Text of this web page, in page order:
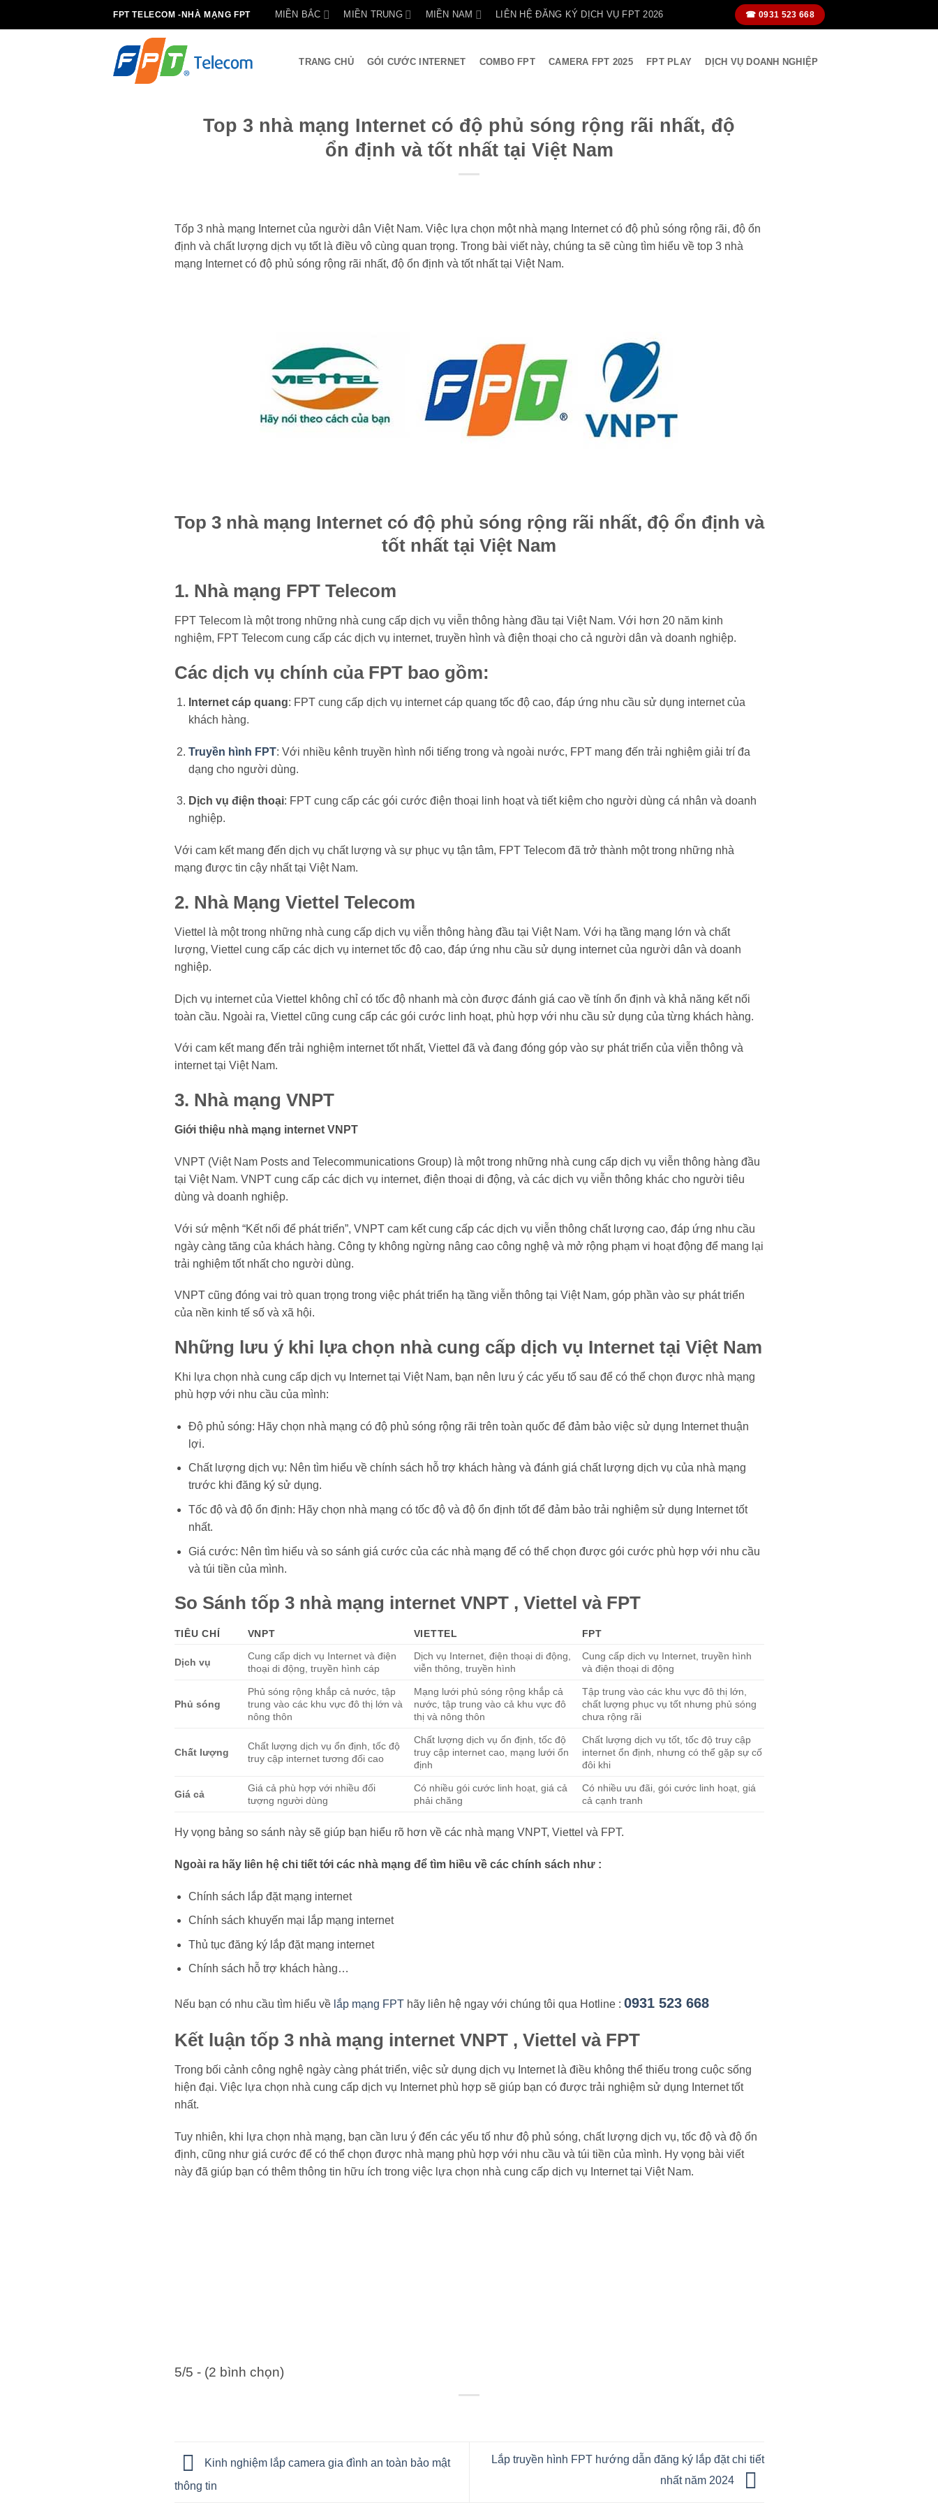
FPT TELECOM -NHÀ MẠNG FPT MIỀN BẮC MIỀN TRUNG MIỀN NAM LIÊN HỆ ĐĂNG KÝ DỊCH VỤ FPT 2026 ☎ 0931 523 668
TRANG CHỦ GÓI CƯỚC INTERNET COMBO FPT CAMERA FPT 2025 FPT PLAY DỊCH VỤ DOANH NGHIỆP
Top 3 nhà mạng Internet có độ phủ sóng rộng rãi nhất, độ
ổn định và tốt nhất tại Việt Nam
Tốp 3 nhà mạng Internet của người dân Việt Nam. Việc lựa chọn một nhà mạng Internet có độ phủ sóng rộng rãi, độ ổn
định và chất lượng dịch vụ tốt là điều vô cùng quan trọng. Trong bài viết này, chúng ta sẽ cùng tìm hiểu về top 3 nhà
mạng Internet có độ phủ sóng rộng rãi nhất, độ ổn định và tốt nhất tại Việt Nam.
Top 3 nhà mạng Internet có độ phủ sóng rộng rãi nhất, độ ổn định và
tốt nhất tại Việt Nam
1. Nhà mạng FPT Telecom
FPT Telecom là một trong những nhà cung cấp dịch vụ viễn thông hàng đầu tại Việt Nam. Với hơn 20 năm kinh
nghiệm, FPT Telecom cung cấp các dịch vụ internet, truyền hình và điện thoại cho cả người dân và doanh nghiệp.
Các dịch vụ chính của FPT bao gồm:
Internet cáp quang: FPT cung cấp dịch vụ internet cáp quang tốc độ cao, đáp ứng nhu cầu sử dụng internet của
khách hàng.
Truyền hình FPT: Với nhiều kênh truyền hình nổi tiếng trong và ngoài nước, FPT mang đến trải nghiệm giải trí đa
dạng cho người dùng.
Dịch vụ điện thoại: FPT cung cấp các gói cước điện thoại linh hoạt và tiết kiệm cho người dùng cá nhân và doanh
nghiệp.
Với cam kết mang đến dịch vụ chất lượng và sự phục vụ tận tâm, FPT Telecom đã trở thành một trong những nhà
mạng được tin cậy nhất tại Việt Nam.
2. Nhà Mạng Viettel Telecom
Viettel là một trong những nhà cung cấp dịch vụ viễn thông hàng đầu tại Việt Nam. Với hạ tầng mạng lớn và chất
lượng, Viettel cung cấp các dịch vụ internet tốc độ cao, đáp ứng nhu cầu sử dụng internet của người dân và doanh
nghiệp.
Dịch vụ internet của Viettel không chỉ có tốc độ nhanh mà còn được đánh giá cao về tính ổn định và khả năng kết nối
toàn cầu. Ngoài ra, Viettel cũng cung cấp các gói cước linh hoạt, phù hợp với nhu cầu sử dụng của từng khách hàng.
Với cam kết mang đến trải nghiệm internet tốt nhất, Viettel đã và đang đóng góp vào sự phát triển của viễn thông và
internet tại Việt Nam.
3. Nhà mạng VNPT
Giới thiệu nhà mạng internet VNPT
VNPT (Việt Nam Posts and Telecommunications Group) là một trong những nhà cung cấp dịch vụ viễn thông hàng đầu
tại Việt Nam. VNPT cung cấp các dịch vụ internet, điện thoại di động, và các dịch vụ viễn thông khác cho người tiêu
dùng và doanh nghiệp.
Với sứ mệnh “Kết nối để phát triển”, VNPT cam kết cung cấp các dịch vụ viễn thông chất lượng cao, đáp ứng nhu cầu
ngày càng tăng của khách hàng. Công ty không ngừng nâng cao công nghệ và mở rộng phạm vi hoạt động để mang lại
trải nghiệm tốt nhất cho người dùng.
VNPT cũng đóng vai trò quan trọng trong việc phát triển hạ tầng viễn thông tại Việt Nam, góp phần vào sự phát triển
của nền kinh tế số và xã hội.
Những lưu ý khi lựa chọn nhà cung cấp dịch vụ Internet tại Việt Nam
Khi lựa chọn nhà cung cấp dịch vụ Internet tại Việt Nam, bạn nên lưu ý các yếu tố sau để có thể chọn được nhà mạng
phù hợp với nhu cầu của mình:
Độ phủ sóng: Hãy chọn nhà mạng có độ phủ sóng rộng rãi trên toàn quốc để đảm bảo việc sử dụng Internet thuận
lợi.
Chất lượng dịch vụ: Nên tìm hiểu về chính sách hỗ trợ khách hàng và đánh giá chất lượng dịch vụ của nhà mạng
trước khi đăng ký sử dụng.
Tốc độ và độ ổn định: Hãy chọn nhà mạng có tốc độ và độ ổn định tốt để đảm bảo trải nghiệm sử dụng Internet tốt
nhất.
Giá cước: Nên tìm hiểu và so sánh giá cước của các nhà mạng để có thể chọn được gói cước phù hợp với nhu cầu
và túi tiền của mình.
So Sánh tốp 3 nhà mạng internet VNPT , Viettel và FPT
TIÊU CHÍ VNPT VIETTEL FPT
Dịch vụ
Cung cấp dịch vụ Internet và điện
thoại di động, truyền hình cáp
Dịch vụ Internet, điện thoại di động,
viễn thông, truyền hình
Cung cấp dịch vụ Internet, truyền hình
và điện thoại di động
Phủ sóng
Phủ sóng rộng khắp cả nước, tập
trung vào các khu vực đô thị lớn và
nông thôn
Mạng lưới phủ sóng rộng khắp cả
nước, tập trung vào cả khu vực đô
thị và nông thôn
Tập trung vào các khu vực đô thị lớn,
chất lượng phục vụ tốt nhưng phủ sóng
chưa rộng rãi
Chất lượng
Chất lượng dịch vụ ổn định, tốc độ
truy cập internet tương đối cao
Chất lượng dịch vụ ổn định, tốc độ
truy cập internet cao, mạng lưới ổn
định
Chất lượng dịch vụ tốt, tốc độ truy cập
internet ổn định, nhưng có thể gặp sự cố
đôi khi
Giá cả
Giá cả phù hợp với nhiều đối
tượng người dùng
Có nhiều gói cước linh hoạt, giá cả
phải chăng
Có nhiều ưu đãi, gói cước linh hoạt, giá
cả cạnh tranh
Hy vọng bảng so sánh này sẽ giúp bạn hiểu rõ hơn về các nhà mạng VNPT, Viettel và FPT.
Ngoài ra hãy liên hệ chi tiết tới các nhà mạng để tìm hiều về các chính sách như :
Chính sách lắp đặt mạng internet
Chính sách khuyến mại lắp mạng internet
Thủ tục đăng ký lắp đặt mạng internet
Chính sách hỗ trợ khách hàng…
Nếu bạn có nhu cầu tìm hiểu về lắp mạng FPThãy liên hệ ngay với chúng tôi qua Hotline : 0931 523 668
Kết luận tốp 3 nhà mạng internet VNPT , Viettel và FPT
Trong bối cảnh công nghệ ngày càng phát triển, việc sử dụng dịch vụ Internet là điều không thể thiếu trong cuộc sống
hiện đại. Việc lựa chọn nhà cung cấp dịch vụ Internet phù hợp sẽ giúp bạn có được trải nghiệm sử dụng Internet tốt
nhất.
Tuy nhiên, khi lựa chọn nhà mạng, bạn cần lưu ý đến các yếu tố như độ phủ sóng, chất lượng dịch vụ, tốc độ và độ ổn
định, cũng như giá cước để có thể chọn được nhà mạng phù hợp với nhu cầu và túi tiền của mình. Hy vọng bài viết
này đã giúp bạn có thêm thông tin hữu ích trong việc lựa chọn nhà cung cấp dịch vụ Internet tại Việt Nam.
5/5 - (2 bình chọn)
Kinh nghiệm lắp camera gia đình an toàn bảo mật
thông tin
Lắp truyền hình FPT hướng dẫn đăng ký lắp đặt chi tiết
nhất năm 2024